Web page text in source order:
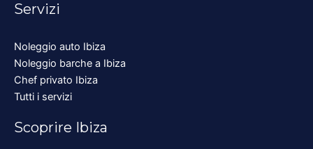
Servizi
Noleggio auto Ibiza
Noleggio barche a Ibiza
Chef privato Ibiza
Tutti i servizi
Scoprire Ibiza